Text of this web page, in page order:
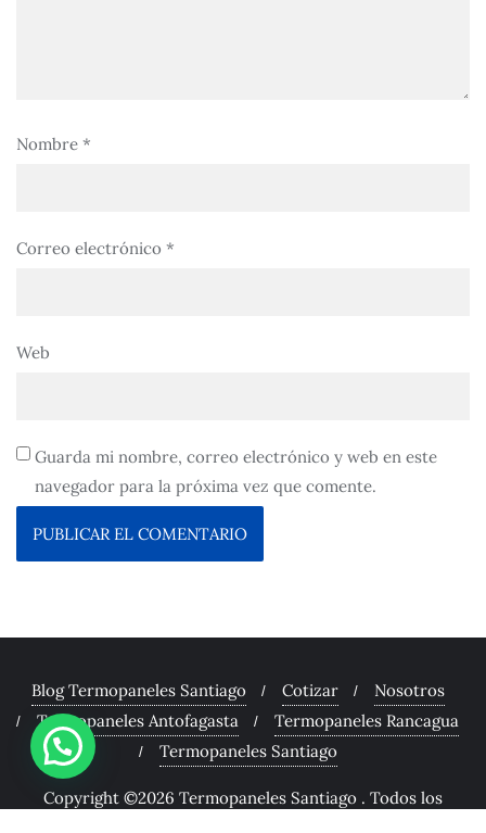
Nombre *
Correo electrónico *
Web
Guarda mi nombre, correo electrónico y web en este
navegador para la próxima vez que comente.
Blog Termopaneles Santiago Cotizar
Nosotros
Termopaneles Antofagasta
Termopaneles Rancagua
Termopaneles Santiago
Copyright ©2026 Termopaneles Santiago . Todos los